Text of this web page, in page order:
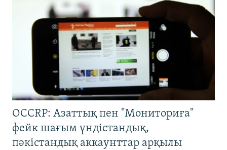
OCCRP: Азаттық пен "Мониториға"
фейк шағым үндістандық,
пәкістандық аккаунттар арқылы